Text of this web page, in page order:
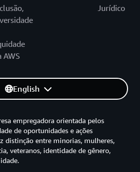
AWS
Jurídico
English
empregadora orientada pelos
de oportunidades e ações
distinção entre minorias, mulheres,
veteranos, identidade de gênero,